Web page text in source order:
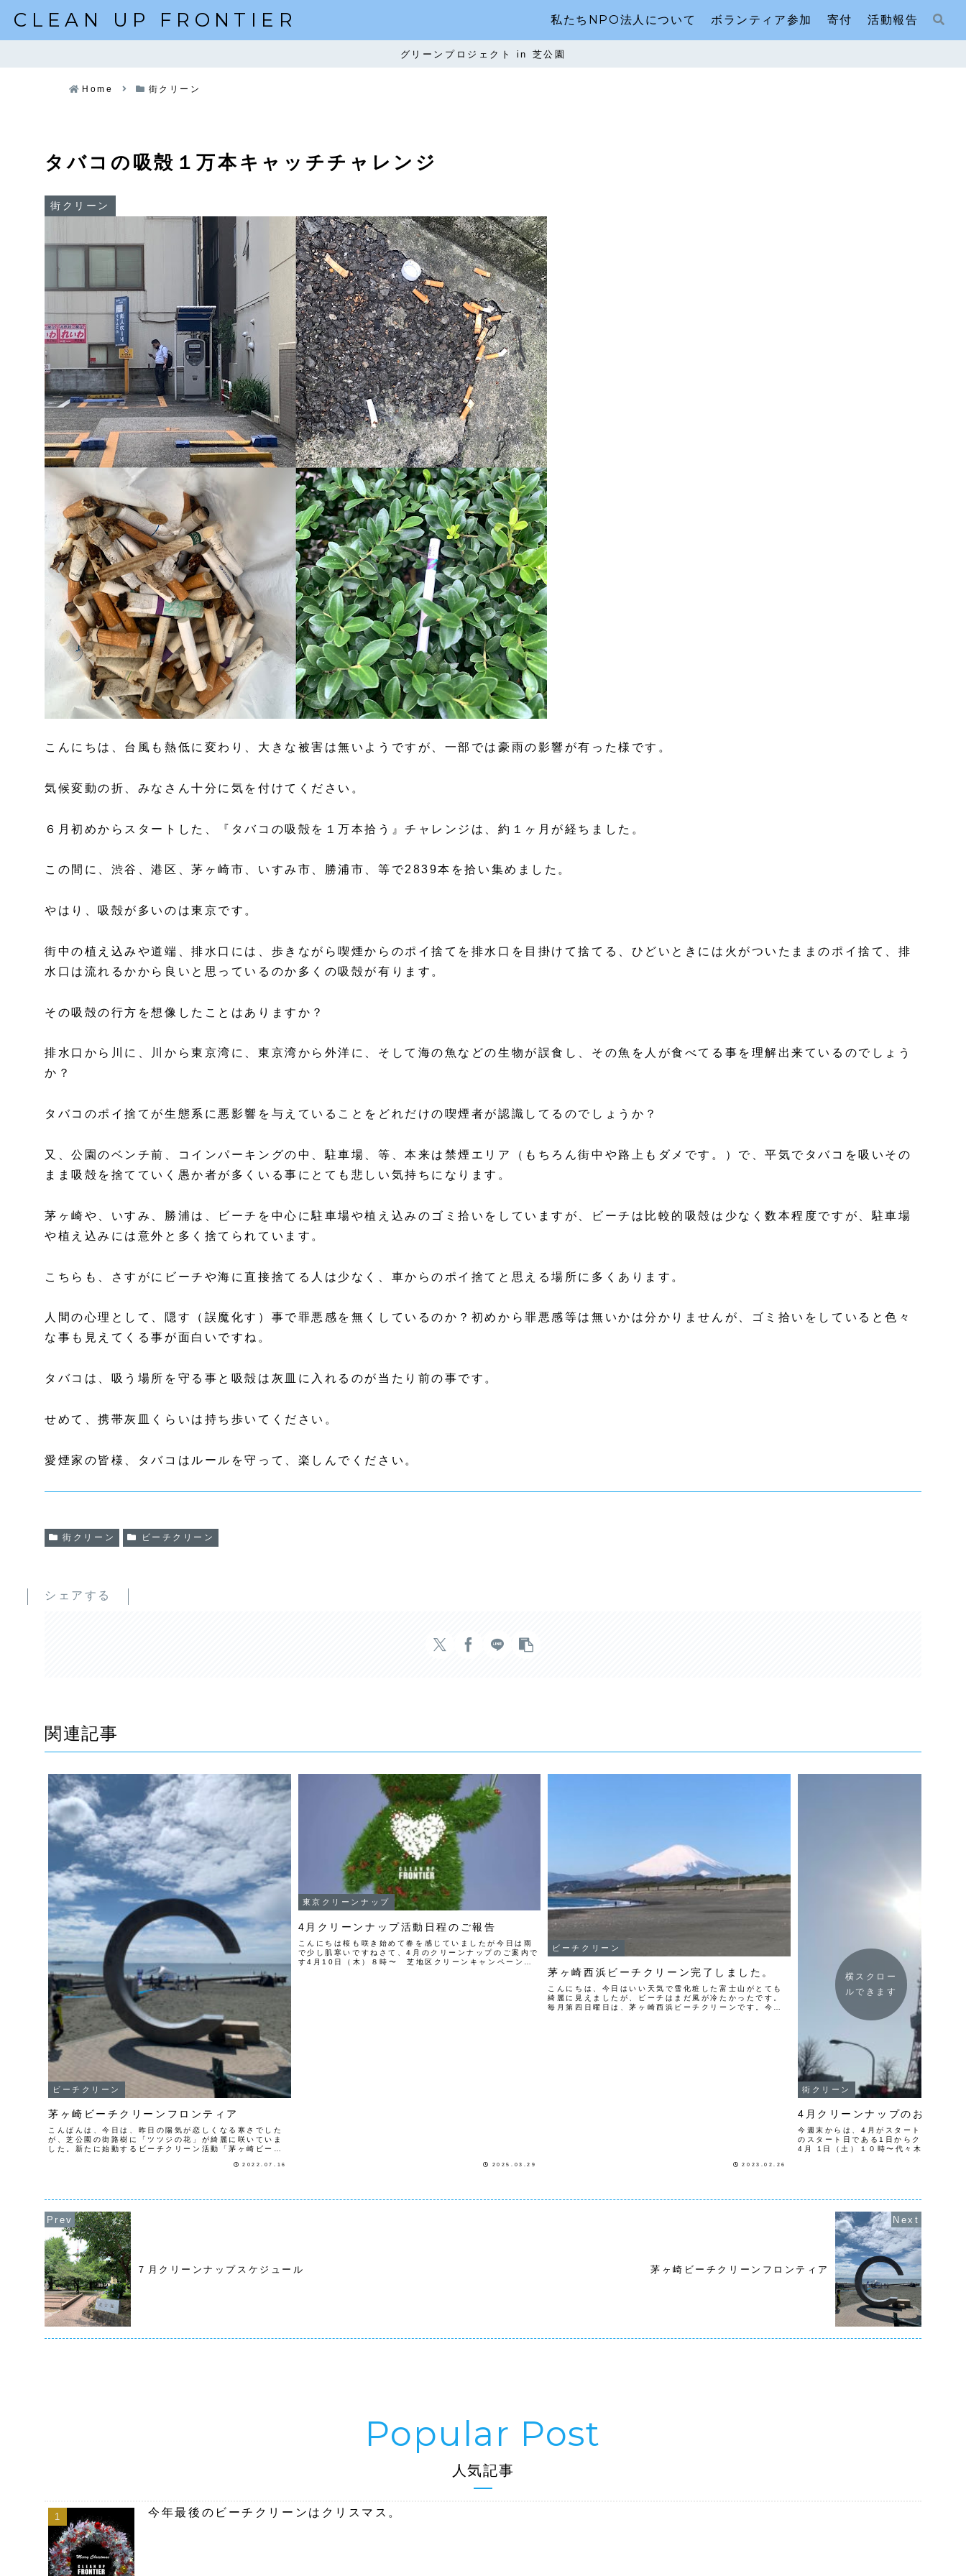
CLEAN UP FRONTIER 私たちNPO法人について ボランティア参加 寄付 活動報告
グリーンプロジェクト in 芝公園
Home 街クリーン
タバコの吸殻１万本キャッチチャレンジ
街クリーン
こんにちは、台風も熱低に変わり、大きな被害は無いようですが、一部では豪雨の影響が有った様です。
気候変動の折、みなさん十分に気を付けてください。
６月初めからスタートした、『タバコの吸殻を１万本拾う』チャレンジは、約１ヶ月が経ちました。
この間に、渋谷、港区、茅ヶ崎市、いすみ市、勝浦市、等で2839本を拾い集めました。
やはり、吸殻が多いのは東京です。
街中の植え込みや道端、排水口には、歩きながら喫煙からのポイ捨てを排水口を目掛けて捨てる、ひどいときには火がついたままのポイ捨て、排
水口は流れるかから良いと思っているのか多くの吸殻が有ります。
その吸殻の行方を想像したことはありますか？
排水口から川に、川から東京湾に、東京湾から外洋に、そして海の魚などの生物が誤食し、その魚を人が食べてる事を理解出来ているのでしょう
か？
タバコのポイ捨てが生態系に悪影響を与えていることをどれだけの喫煙者が認識してるのでしょうか？
又、公園のベンチ前、コインパーキングの中、駐車場、等、本来は禁煙エリア（もちろん街中や路上もダメです。）で、平気でタバコを吸いその
まま吸殻を捨てていく愚か者が多くいる事にとても悲しい気持ちになります。
茅ヶ崎や、いすみ、勝浦は、ビーチを中心に駐車場や植え込みのゴミ拾いをしていますが、ビーチは比較的吸殻は少なく数本程度ですが、駐車場
や植え込みには意外と多く捨てられています。
こちらも、さすがにビーチや海に直接捨てる人は少なく、車からのポイ捨てと思える場所に多くあります。
人間の心理として、隠す（誤魔化す）事で罪悪感を無くしているのか？初めから罪悪感等は無いかは分かりませんが、ゴミ拾いをしていると色々
な事も見えてくる事が面白いですね。
タバコは、吸う場所を守る事と吸殻は灰皿に入れるのが当たり前の事です。
せめて、携帯灰皿くらいは持ち歩いてください。
愛煙家の皆様、タバコはルールを守って、楽しんでください。
街クリーン ビーチクリーン
シェアする
関連記事
ビーチクリーン
茅ヶ崎ビーチクリーンフロンティア
こんばんは、今日は、昨日の陽気が恋しくなる寒さでした
が、芝公園の街路樹に「ツツジの花」が綺麗に咲いていま
した。新たに始動するビーチクリーン活動「茅ヶ崎ビーチ
2022.07.16
東京クリーンナップ
4月クリーンナップ活動日程のご報告
こんにちは桜も咲き始めて春を感じていましたが今日は雨
で少し肌寒いですねさて、4月のクリーンナップのご案内で
す4月10日（木）８時〜 芝地区クリーンキャンペーン
2025.03.29
ビーチクリーン
茅ヶ崎西浜ビーチクリーン完了しました。
こんにちは、今日はいい天気で雪化粧した富士山がとても
綺麗に見えましたが、ビーチはまだ風が冷たかったです。
毎月第四日曜日は、茅ヶ崎西浜ビーチクリーンです。今回
2023.02.26
街クリーン
4月クリーンナップのお知らせ
今週末からは、4月がスタート！年度初
のスタート日である1日からクリーンナ
4月 1日（土）１０時〜代々木 5日（水
横スクロー
ルできます
７月クリーンナップスケジュール 茅ヶ崎ビーチクリーンフロンティア
人気記事
今年最後のビーチクリーンはクリスマス。